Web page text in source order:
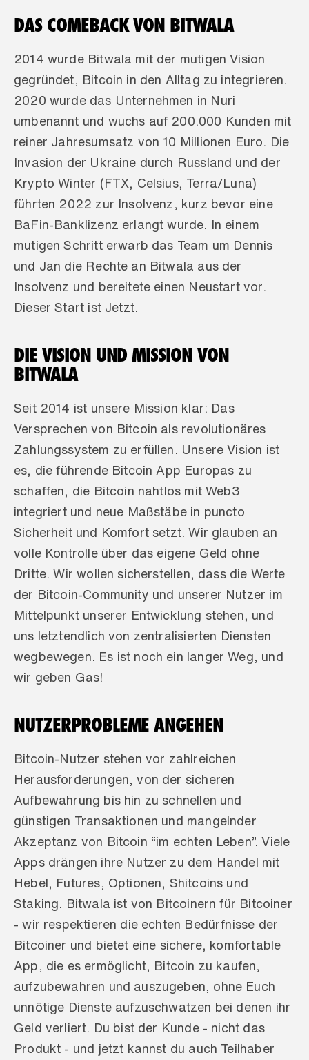
DAS COMEBACK VON BITWALA
2014 wurde Bitwala mit der mutigen Vision
gegründet, Bitcoin in den Alltag zu integrieren.
2020 wurde das Unternehmen in Nuri
umbenannt und wuchs auf 200.000 Kunden mit
reiner Jahresumsatz von 10 Millionen Euro. Die
Invasion der Ukraine durch Russland und der
Krypto Winter (FTX, Celsius, Terra/Luna)
führten 2022 zur Insolvenz, kurz bevor eine
BaFin-Banklizenz erlangt wurde. In einem
mutigen Schritt erwarb das Team um Dennis
und Jan die Rechte an Bitwala aus der
Insolvenz und bereitete einen Neustart vor.
Dieser Start ist Jetzt.
DIE VISION UND MISSION VON
BITWALA
Seit 2014 ist unsere Mission klar: Das
Versprechen von Bitcoin als revolutionäres
Zahlungssystem zu erfüllen. Unsere Vision ist
es, die führende Bitcoin App Europas zu
schaffen, die Bitcoin nahtlos mit Web3
integriert und neue Maßstäbe in puncto
Sicherheit und Komfort setzt. Wir glauben an
volle Kontrolle über das eigene Geld ohne
Dritte. Wir wollen sicherstellen, dass die Werte
der Bitcoin-Community und unserer Nutzer im
Mittelpunkt unserer Entwicklung stehen, und
uns letztendlich von zentralisierten Diensten
wegbewegen. Es ist noch ein langer Weg, und
wir geben Gas!
NUTZERPROBLEME ANGEHEN
Bitcoin-Nutzer stehen vor zahlreichen
Herausforderungen, von der sicheren
Aufbewahrung bis hin zu schnellen und
günstigen Transaktionen und mangelnder
Akzeptanz von Bitcoin “im echten Leben”. Viele
Apps drängen ihre Nutzer zu dem Handel mit
Hebel, Futures, Optionen, Shitcoins und
Staking. Bitwala ist von Bitcoinern für Bitcoiner
- wir respektieren die echten Bedürfnisse der
Bitcoiner und bietet eine sichere, komfortable
App, die es ermöglicht, Bitcoin zu kaufen,
aufzubewahren und auszugeben, ohne Euch
unnötige Dienste aufzuschwatzen bei denen ihr
Geld verliert. Du bist der Kunde - nicht das
Produkt - und jetzt kannst du auch Teilhaber